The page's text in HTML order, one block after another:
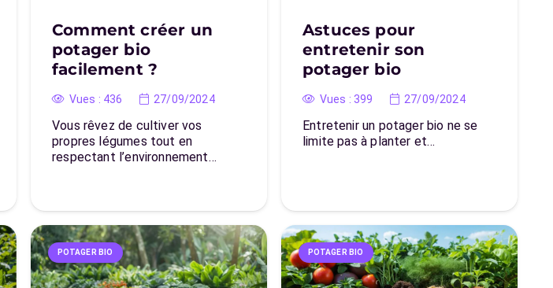
Comment créer un
potager bio
facilement ?
Vues : 436 27/09/2024
Vous rêvez de cultiver vos
propres légumes tout en
respectant l’environnement…
Astuces pour
entretenir son
potager bio
Vues : 399 27/09/2024
Entretenir un potager bio ne se
limite pas à planter et…
POTAGER BIO POTAGER BIO